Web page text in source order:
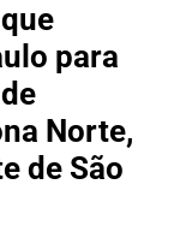
para
Norte,
de São